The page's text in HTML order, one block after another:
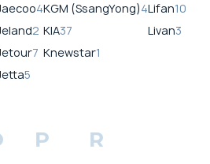
4
2
7
5
KGM (SsangYong)4
KIA37
Knewstar1
Lifan10
Livan3
P R